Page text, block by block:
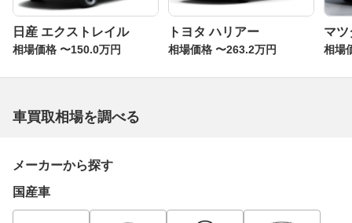
日産 エクストレイル
相場価格 〜150.0万円
トヨタ ハリアー
相場価格 〜263.2万円
マツ
相場
車買取相場を調べる
メーカーから探す
国産車